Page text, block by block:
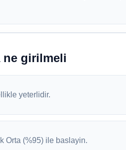
girilmeli
yeterlidir.
Orta (%95) ile baslayin.